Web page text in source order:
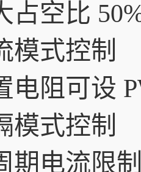
空比
式控制
阻可设
式控制
电流限